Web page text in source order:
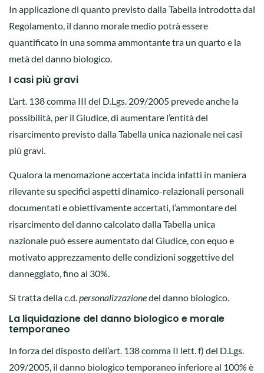
In applicazione di quanto previsto dalla Tabella introdotta dal
Regolamento, il danno morale medio potrà essere
quantificato in una somma ammontante tra un quarto e la
metà del danno biologico.
I casi più gravi
L’art. 138 comma III del D.Lgs. 209/2005 prevede anche la
possibilità, per il Giudice, di aumentare l’entità del
risarcimento previsto dalla Tabella unica nazionale nei casi
più gravi.
Qualora la menomazione accertata incida infatti in maniera
rilevante su specifici aspetti dinamico-relazionali personali
documentati e obiettivamente accertati, l’ammontare del
risarcimento del danno calcolato dalla Tabella unica
nazionale può essere aumentato dal Giudice, con equo e
motivato apprezzamento delle condizioni soggettive del
danneggiato, fino al 30%.
Si tratta della c.d.personalizzazionedel danno biologico.
La liquidazione del danno biologico e morale
temporaneo
In forza del disposto dell’art. 138 comma II lett. f) del D.Lgs.
209/2005, il danno biologico temporaneo inferiore al 100% è